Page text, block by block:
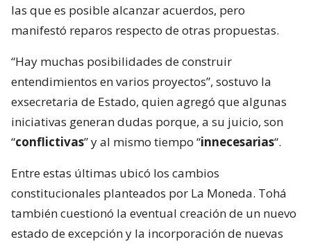
las que es posible alcanzar acuerdos, pero
manifestó reparos respecto de otras propuestas.
“Hay muchas posibilidades de construir
entendimientos en varios proyectos”, sostuvo la
exsecretaria de Estado, quien agregó que algunas
iniciativas generan dudas porque, a su juicio, son
“conflictivas” y al mismo tiempo “innecesarias“.
Entre estas últimas ubicó los cambios
constitucionales planteados por La Moneda. Tohá
también cuestionó la eventual creación de un nuevo
estado de excepción y la incorporación de nuevas